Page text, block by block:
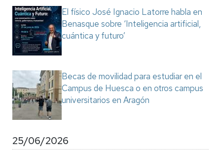
El físico José Ignacio Latorre habla en
Benasque sobre ‘Inteligencia artificial,
cuántica y futuro’
Becas de movilidad para estudiar en el
Campus de Huesca o en otros campus
universitarios en Aragón
25/06/2026